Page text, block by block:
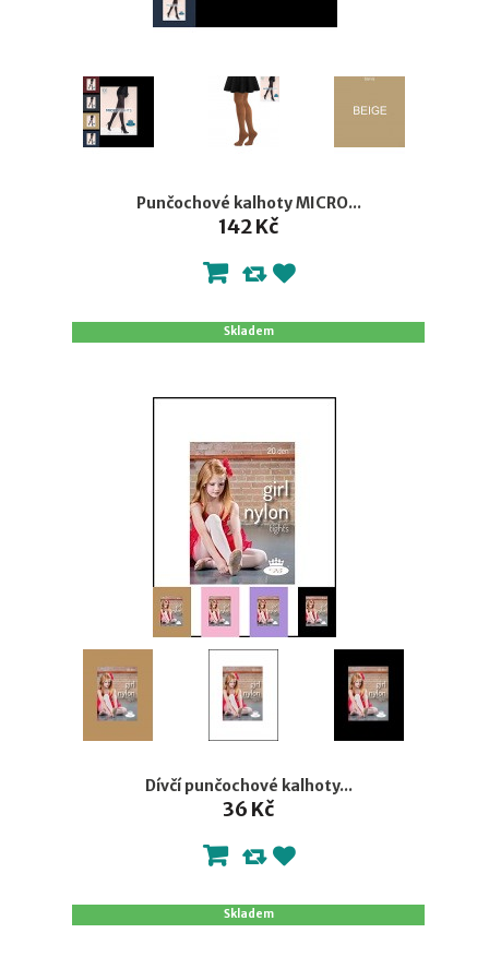
Punčochové kalhoty MICRO...
142 Kč
Skladem
Dívčí punčochové kalhoty...
36 Kč
Skladem